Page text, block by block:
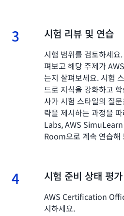
3 3.
시험 리뷰 및 연습
시험 범위를 검토하세
펴보고 해당 주제가
는지 살펴보세요. 시험
드로 지식을 강화하고
사가 시험 스타일의 질
략을 제시하는 과정을
Labs, AWS
Room으로 계속 연습해
4 4.
시험 준비 상태 평가
AWS Certification
시하세요.